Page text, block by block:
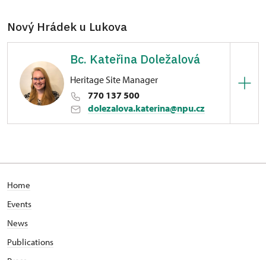
Nový Hrádek u Lukova
Bc. Kateřina Doležalová
Heritage Site Manager
770 137 500
dolezalova.katerina@npu.cz
Home
Events
News
Publications